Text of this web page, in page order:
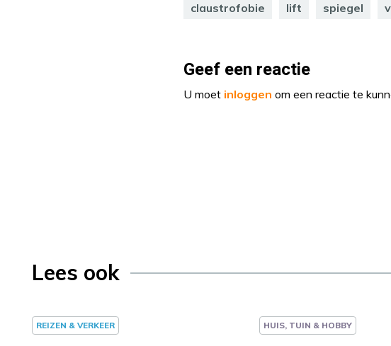
claustrofobie lift spiegel
Geef een reactie
U moet inloggen om een reactie te
Lees ook
REIZEN & VERKEER HUIS, TUIN & HOBBY